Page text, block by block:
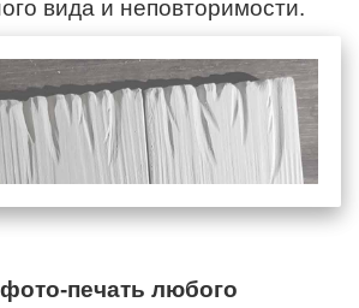
вида и неповторимости.
печать любого